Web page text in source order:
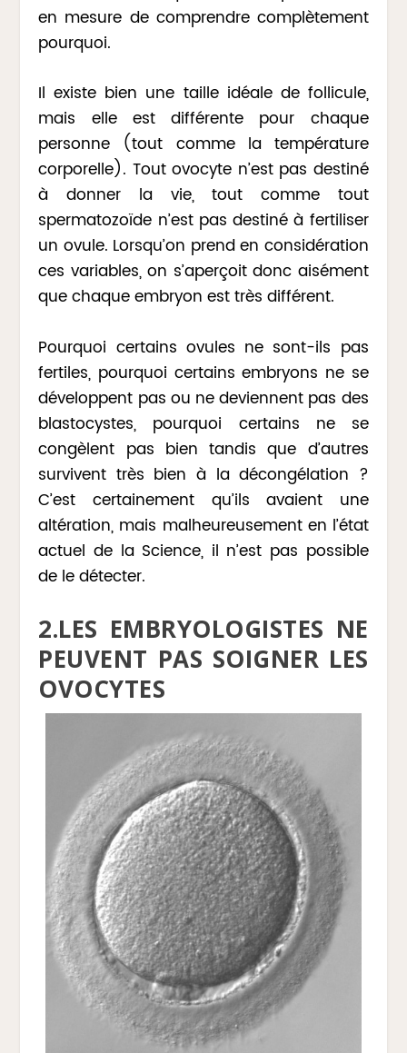
en mesure de comprendre complètement
pourquoi.
Il existe bien une taille idéale de follicule,
mais elle est différente pour chaque
personne (tout comme la température
corporelle). Tout ovocyte n’est pas destiné
à donner la vie, tout comme tout
spermatozoïde n’est pas destiné à fertiliser
un ovule. Lorsqu’on prend en considération
ces variables, on s’aperçoit donc aisément
que chaque embryon est très différent.
Pourquoi certains ovules ne sont-ils pas
fertiles, pourquoi certains embryons ne se
développent pas ou ne deviennent pas des
blastocystes, pourquoi certains ne se
congèlent pas bien tandis que d’autres
survivent très bien à la décongélation ?
C’est certainement qu’ils avaient une
altération, mais malheureusement en l’état
actuel de la Science, il n’est pas possible
de le détecter.
2.LES EMBRYOLOGISTES NE
PEUVENT PAS SOIGNER LES
OVOCYTES